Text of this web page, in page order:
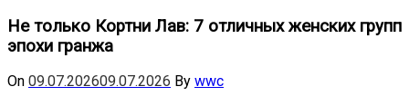
Не только Кортни Лав: 7 отличных женских групп
эпохи гранжа
On 09.07.202609.07.2026 By wwc